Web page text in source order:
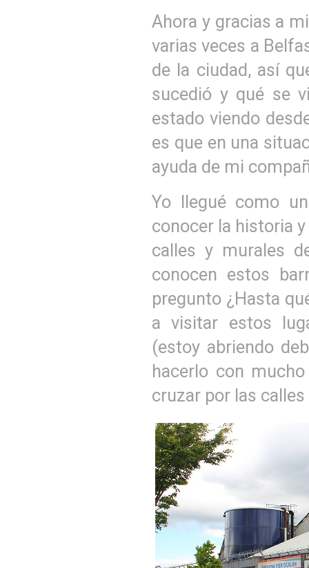
Ahora y gracias a
varias veces a
de la ciudad, así
sucedió y qué se
estado viendo
es que en una
ayuda de mi
Yo llegué como
conocer la historia
calles y murales
conocen estos
pregunto ¿Hasta
a visitar estos
(estoy abriendo
hacerlo con
cruzar por las